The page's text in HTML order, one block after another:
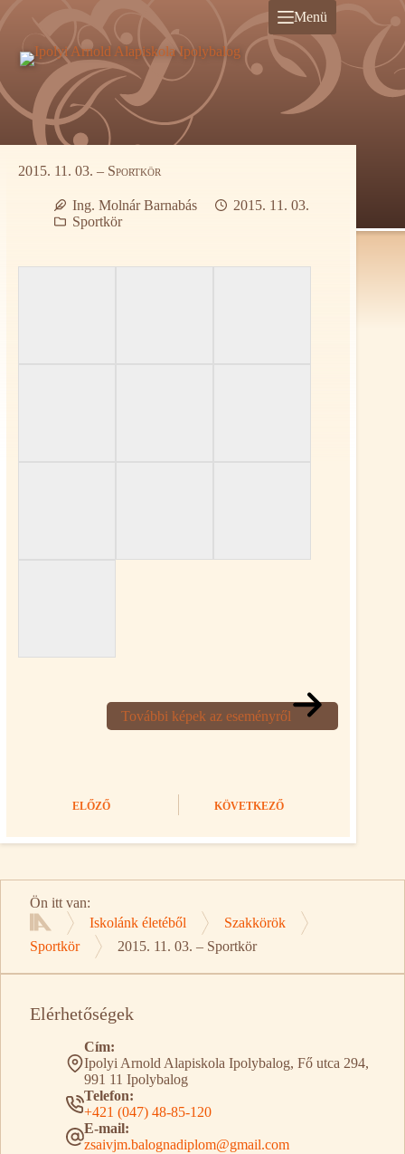
tartalomra
Menü
2015. 11. 03. – Sportkör
Ing. Molnár Barnabás
2015. 11. 03.
Sportkör
További képek az eseményről
ELŐZŐ KÖVETKEZŐ
Ön itt van:
Kezdőlap
Iskolánk életéből
Szakkörök
Sportkör
2015. 11. 03. – Sportkör
Elérhetőségek
Cím:
Ipolyi Arnold Alapiskola Ipolybalog, Fő utca 294,
991 11 Ipolybalog
Telefon:
+421 (047) 48-85-120
E-mail:
zsaivjm.balognadiplom@gmail.com